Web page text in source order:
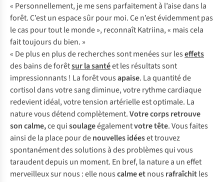
« Personnellement, je me sens parfaitement à l’aise dans la
forêt. C’est un espace sûr pour moi. Ce n’est évidemment pas
le cas pour tout le monde », reconnaît Katriina, « mais cela
fait toujours du bien. »
« De plus en plus de recherches sont menées sur leseffets
des bains de forêtsur la santéet les résultats sont
impressionnants ! La forêt vousapaise. La quantité de
cortisol dans votre sang diminue, votre rythme cardiaque
redevient idéal, votre tension artérielle est optimale. La
nature vous détend complètement.Votre corps retrouve
son calme,ce quisoulageégalementvotre tête. Vous faites
ainsi de la place pour denouvelles idéeset trouvez
spontanément des solutions à des problèmes qui vous
taraudent depuis un moment. En bref, la nature a un effet
merveilleux sur nous : elle nouscalme etnous rafraîchitles